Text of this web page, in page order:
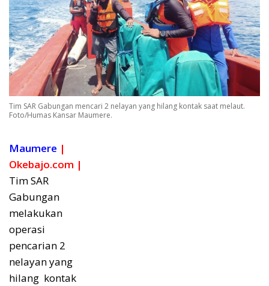
Tim SAR Gabungan mencari 2 nelayan yang hilang kontak saat melaut.
Foto/Humas Kansar Maumere.
Maumere |
Okebajo.com |
Tim SAR
Gabungan
melakukan
operasi
pencarian 2
nelayan yang
hilang kontak